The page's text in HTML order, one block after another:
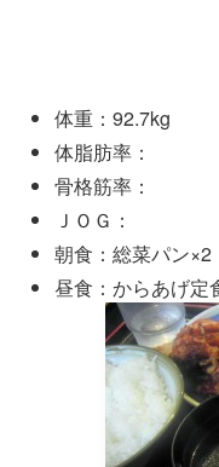
体重：92.7kg
体脂肪率：
骨格筋率：
ＪＯＧ：
朝食：総菜パン×2
昼食：からあげ定